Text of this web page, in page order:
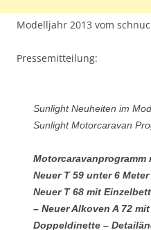
Modelljahr 2013 vom
Pressemitteilung:
Sunlight Neuheiten im
Sunlight Motorcaravan
Motorcaravanprogramm
Neuer T 59 unter 6
Neuer T 68 mit
– Neuer Alkoven A 72
Doppeldinette –